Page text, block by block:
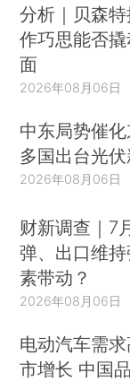
分析｜贝森
作巧思能否
面
2026年08月06日
中东局势催
多国出台光
2026年08月06日
财新调查｜7
弹、出口维
素带动？
2026年08月06日
电动汽车需
市增长 中国